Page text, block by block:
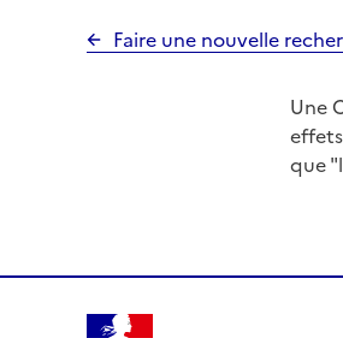
Faire une nouvelle
Une
que